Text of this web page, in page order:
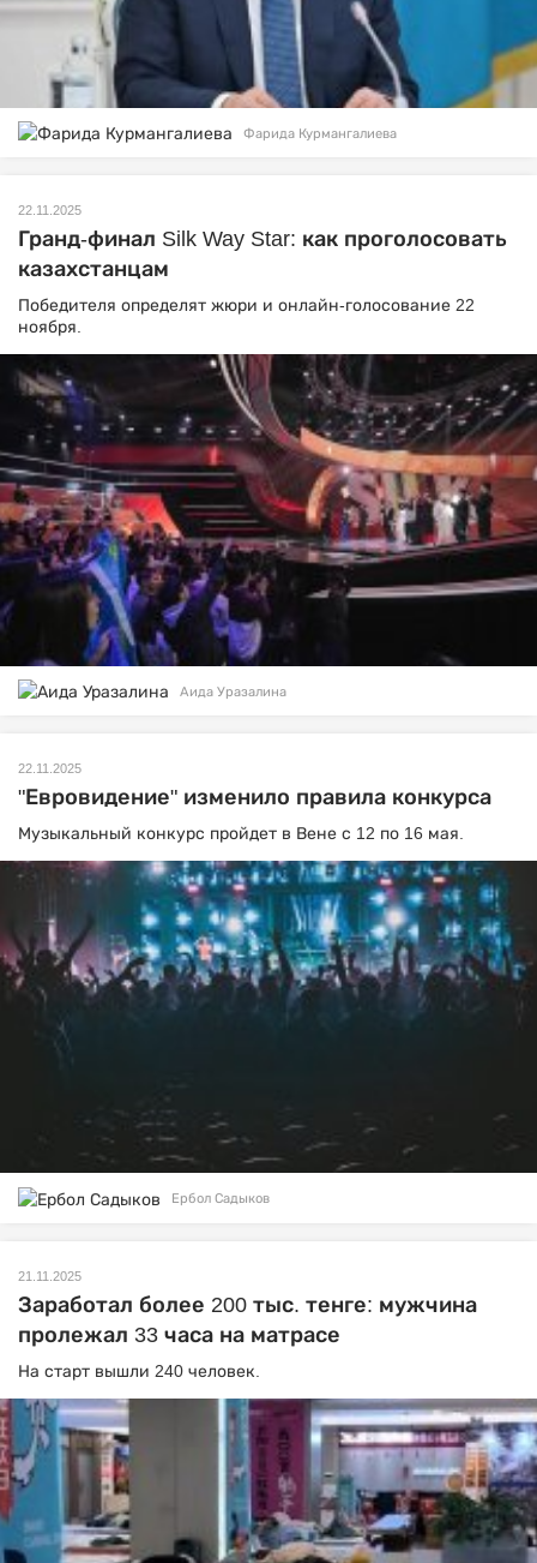
Фарида Курмангалиева
22.11.2025
Гранд-финал Silk Way Star: как проголосовать
казахстанцам
Победителя определят жюри и онлайн-голосование 22
ноября.
Аида Уразалина
22.11.2025
"Евровидение" изменило правила конкурса
Музыкальный конкурс пройдет в Вене с 12 по 16 мая.
Ербол Садыков
21.11.2025
Заработал более 200 тыс. тенге: мужчина
пролежал 33 часа на матрасе
На старт вышли 240 человек.